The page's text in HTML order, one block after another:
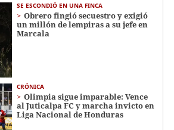
SE ESCONDIÓ EN UNA FINCA
Obrero fingió secuestro y exigió
un millón de lempiras a su jefe en
Marcala
CRÓNICA
Olimpia sigue imparable: Vence
al Juticalpa FC y marcha invicto en
Liga Nacional de Honduras